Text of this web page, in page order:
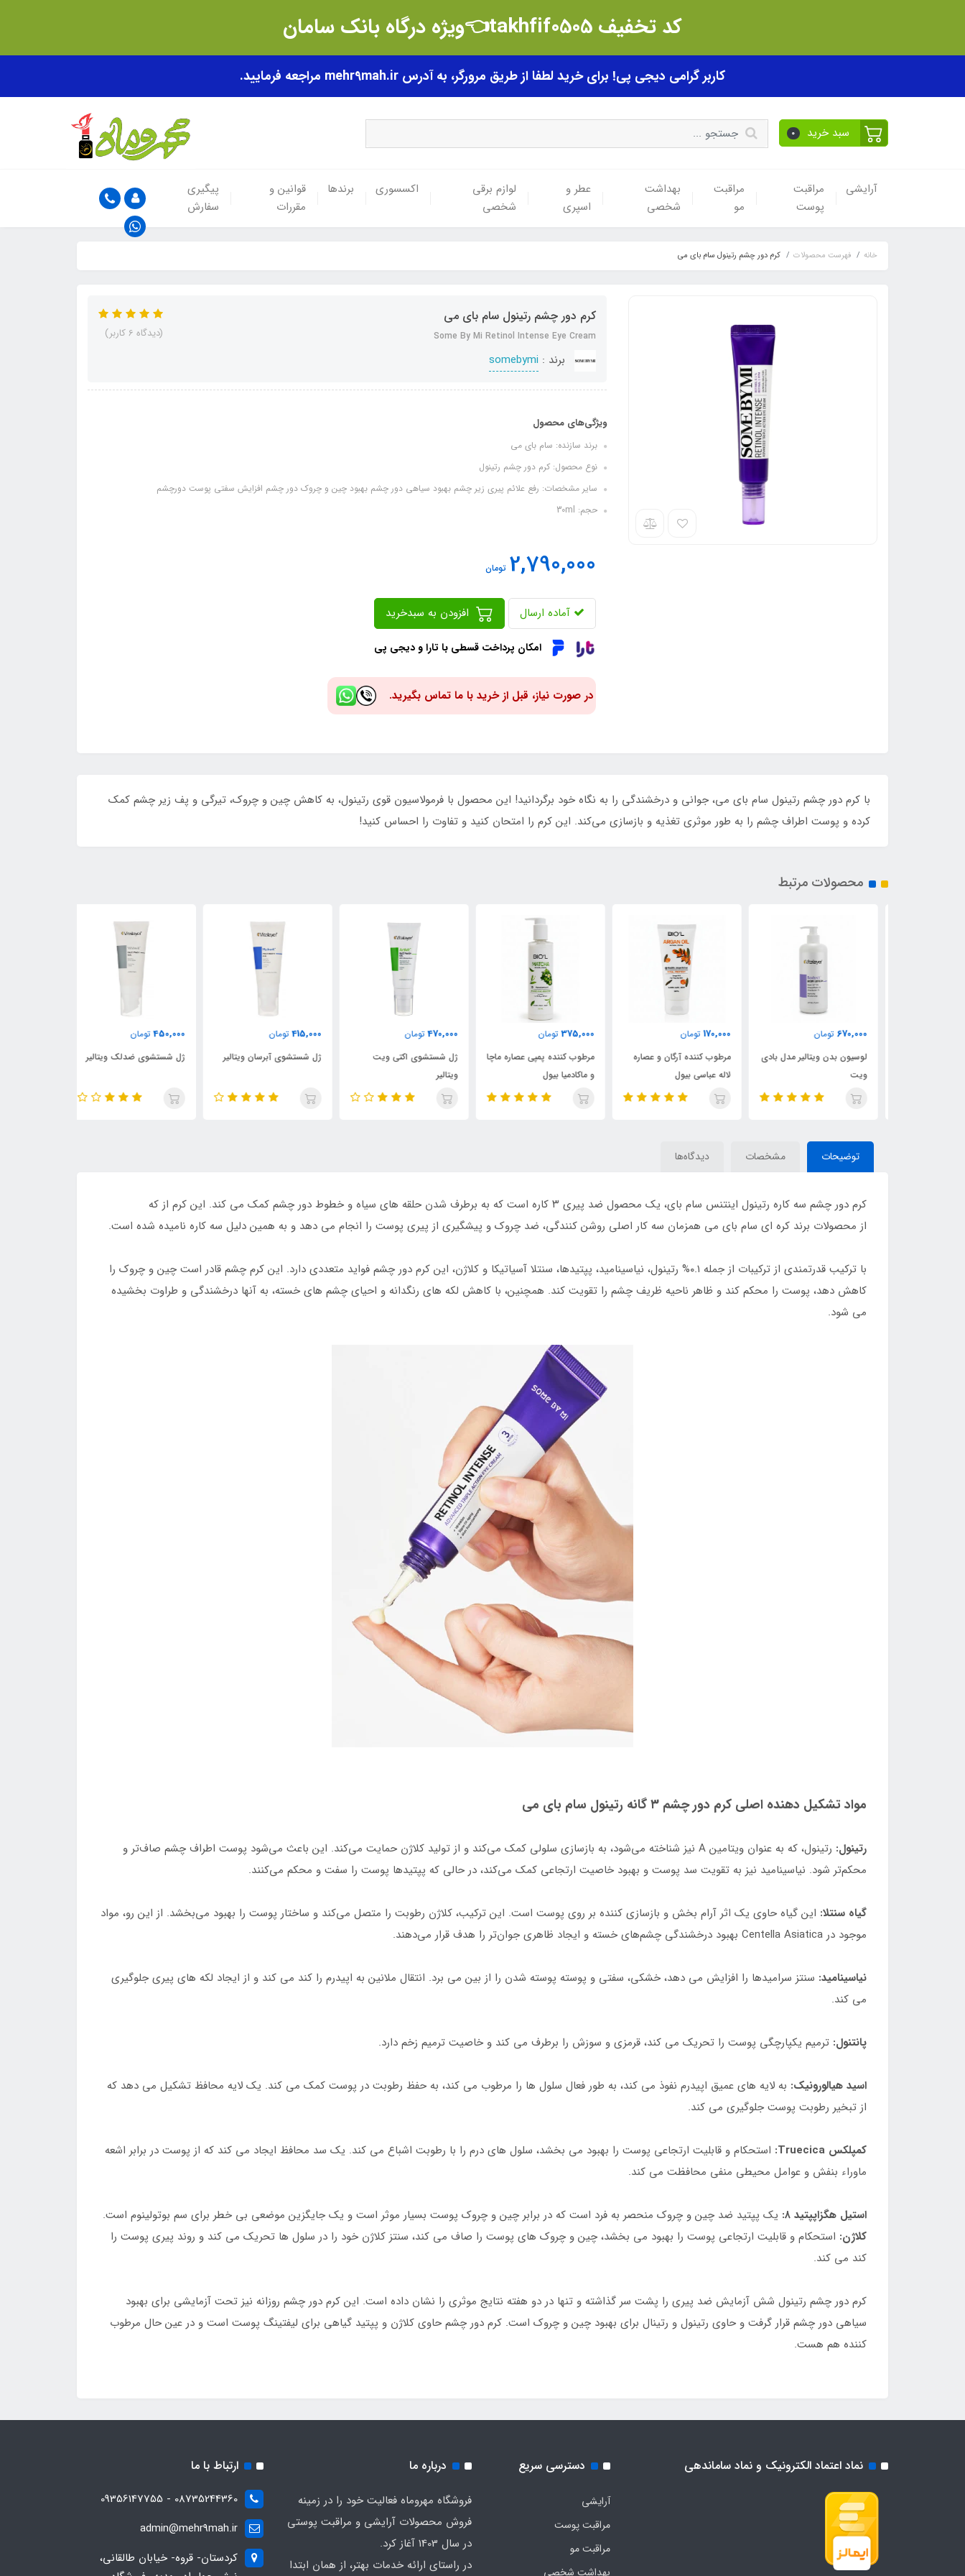
کد تخفیف takhfif0505👈ویژه درگاه بانک سامان
کاربر گرامی دیجی پی! برای خرید لطفا از طریق مرورگر، به آدرس mehr9mah.ir مراجعه فرمایید.
سبد خرید 0
آرایشی
مراقبت
پوست
مراقبت
مو
بهداشت
شخصی
عطر و
اسپری
لوازم برقی
شخصی
اکسسوری برندها
قوانین و
مقررات
پیگیری
سفارش
خانه فهرست محصولات کرم دور چشم رتینول سام بای می
کرم دور چشم رتینول سام بای می
Some By Mi Retinol Intense Eye Cream
برند : somebymi
(دیدگاه 6 کاربر)
ویژگی‌های محصول
برند سازنده: سام بای می
نوع محصول: کرم دور چشم رتینول
سایر مشخصات: رفع علائم پیری زیر چشم بهبود سیاهی دور چشم بهبود چین و چروک دور چشم افزایش سفتی پوست دورچشم
حجم: 30ml
2,790,000 تومان
آماده ارسال
امکان پرداخت قسطی با تارا و دیجی پی
در صورت نیاز، قبل از خرید با ما تماس بگیرید.
با کرم دور چشم رتینول سام بای می، جوانی و درخشندگی را به نگاه خود برگردانید! این محصول با فرمولاسیون قوی رتینول، به کاهش چین و چروک، تیرگی و پف زیر چشم کمک
کرده و پوست اطراف چشم را به طور موثری تغذیه و بازسازی می‌کند. این کرم را امتحان کنید و تفاوت را احساس کنید!
محصولات مرتبط
670,000 تومان
لوسیون بدن ویتالیر مدل بادی
ویت
170,000 تومان
مرطوب کننده آرگان و عصاره
لاله عباسی بیول
375,000 تومان
مرطوب کننده پمپی عصاره ماچا
و ماکادمیا بیول
470,000 تومان
ژل شستشوی اکتی‌ ویت
ویتالیر
415,000 تومان
ژل شستشوی آبرسان ویتالیر
450,000 تومان
ژل شستشوی ضدلک ویتالیر
توضیحات مشخصات دیدگاه‌ها
کرم دور چشم سه کاره رتینول اینتنس سام بای، یک محصول ضد پیری ۳ کاره است که به برطرف شدن حلقه های سیاه و خطوط دور چشم کمک می کند. این کرم از که
از محصولات برند کره ای سام بای می همزمان سه کار اصلی روشن کنندگی، ضد چروک و پیشگیری از پیری پوست را انجام می دهد و به همین دلیل سه کاره نامیده شده است.
با ترکیب قدرتمندی از ترکیبات از جمله ۰.۱% رتینول، نیاسینامید، پپتیدها، سنتلا آسیاتیکا و کلاژن، این کرم دور چشم فواید متعددی دارد. این کرم چشم قادر است چین و چروک را
کاهش دهد، پوست را محکم کند و ظاهر ناحیه ظریف چشم را تقویت کند. همچنین، با کاهش لکه های رنگدانه و احیای چشم های خسته، به آنها درخشندگی و طراوت بخشیده
می شود.
مواد تشکیل دهنده اصلی کرم دور چشم ۳ گانه رتینول سام بای می
رتینول:
رتینول، که به عنوان ویتامین A نیز شناخته می‌شود، به بازسازی سلولی کمک می‌کند و از تولید کلاژن حمایت می‌کند. این باعث می‌شود پوست اطراف چشم صاف‌تر و
محکم‌تر شود. نیاسینامید نیز به تقویت سد پوست و بهبود خاصیت ارتجاعی کمک می‌کند، در حالی که پپتیدها پوست را سفت و محکم می‌کنند.
گیاه سنتلا: این گیاه حاوی یک اثر آرام بخش و بازسازی کننده بر روی پوست است. این ترکیب، کلاژن رطوبت را متصل می‌کند و ساختار پوست را بهبود می‌بخشد. از این رو، مواد
موجود در Centella Asiatica بهبود درخشندگی چشم‌های خسته و ایجاد ظاهری جوان‌تر را هدف قرار می‌دهند.
نیاسینامید: سنتز سرامیدها را افزایش می دهد، خشکی، سفتی و پوسته پوسته شدن را از بین می برد. انتقال ملانین به اپیدرم را کند می کند و از ایجاد لکه های پیری جلوگیری
می کند.
پانتنول: ترمیم یکپارچگی پوست را تحریک می کند، قرمزی و سوزش را برطرف می کند و خاصیت ترمیم زخم دارد.
اسید هیالورونیک: به لایه های عمیق اپیدرم نفوذ می کند، به طور فعال سلول ها را مرطوب می کند، به حفظ رطوبت در پوست کمک می کند. یک لایه محافظ تشکیل می دهد که
از تبخیر رطوبت پوست جلوگیری می کند.
کمپلکس Truecica:
استحکام و قابلیت ارتجاعی پوست را بهبود می بخشد، سلول های درم را با رطوبت اشباع می کند. یک سد محافظ ایجاد می کند که از پوست در برابر اشعه
ماوراء بنفش و عوامل محیطی منفی محافظت می کند.
استیل هگزاپپتید ۸:
یک پپتید ضد چین و چروک منحصر به فرد است که در برابر چین و چروک پوست بسیار موثر است و یک جایگزین موضعی بی خطر برای سم بوتولینوم است.
کلاژن: استحکام و قابلیت ارتجاعی پوست را بهبود می بخشد، چین و چروک های پوست را صاف می کند، سنتز کلاژن خود را در سلول ها تحریک می کند و روند پیری پوست را
کند می کند.
کرم دور چشم رتینول شش آزمایش ضد پیری را پشت سر گذاشته و تنها در دو هفته نتایج موثری را نشان داده است. این کرم دور چشم روزانه نیز تحت آزمایشی برای بهبود
سیاهی دور چشم قرار گرفت و حاوی رتینول و رتینال برای بهبود چین و چروک است. کرم دور چشم حاوی کلاژن و پپتید گیاهی برای لیفتینگ پوست است و در عین حال مرطوب
کننده هم هست.
نماد اعتماد الکترونیک و نماد ساماندهی دسترسی سریع
آرایشی
مراقبت پوست
مراقبت مو
بهداشت شخصی
درباره ما
فروشگاه مهروماه فعالیت خود را در زمینه
فروش محصولات آرایشی و مراقبت پوستی
در سال 1403 آغاز کرد.
در راستای ارائه خدمات بهتر، از همان ابتدا
ارتباط با ما
08735244360 - 09356147755
admin@mehr9mah.ir
کردستان- قروه- خیابان طالقانی،